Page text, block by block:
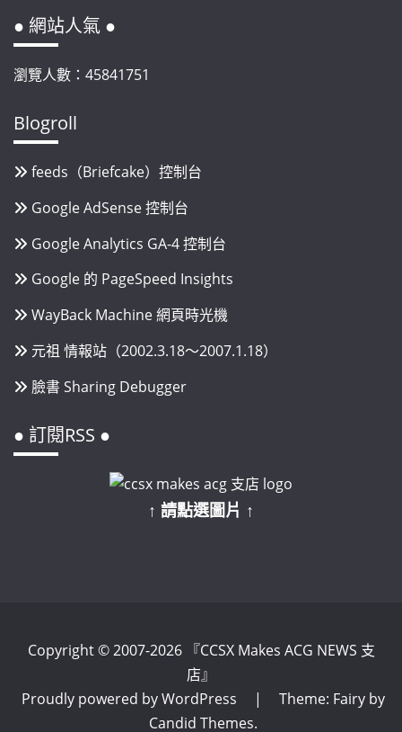
● 網站人氣 ●
瀏覽人數：45841751
Blogroll
feeds（Briefcake）控制台
Google AdSense 控制台
Google Analytics GA-4 控制台
Google 的 PageSpeed Insights
WayBack Machine 網頁時光機
元祖 情報站（2002.3.18～2007.1.18）
臉書 Sharing Debugger
● 訂閱RSS ●
↑ 請點選圖片 ↑
Copyright © 2007-2026 『CCSX Makes ACG NEWS 支
店』
Proudly powered by WordPress
|
Theme: Fairy by
Candid Themes.